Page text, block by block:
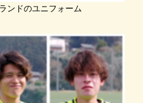
ンドのユニフォーム